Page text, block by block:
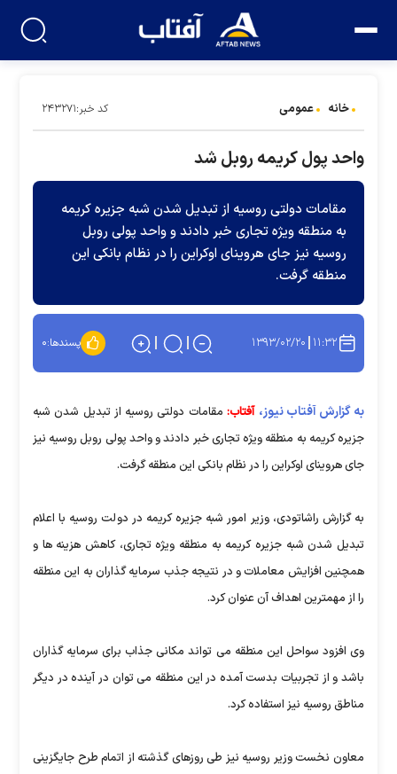
خانه عمومی کد خبر:۲۴۳۲۷۱
واحد پول کریمه روبل شد
مقامات دولتی روسیه از تبدیل شدن شبه جزیره کریمه
به منطقه ویژه تجاری خبر دادند و واحد پولی روبل
روسیه نیز جای هروینای اوکراین را در نظام بانکی این
منطقه گرفت.
۱۱:۳۲ ۱۳۹۳/۰۲/۲۰ پسندها:۰
به گزارش آفتاب نیوز، آفتاب: مقامات دولتی روسیه از تبدیل شدن شبه
جزیره کریمه به منطقه ویژه تجاری خبر دادند و واحد پولی روبل روسیه نیز
جای هروینای اوکراین را در نظام بانکی این منطقه گرفت.
به گزارش راشاتودی، وزیر امور شبه جزیره کریمه در دولت روسیه با اعلام
تبدیل شدن شبه جزیره کریمه به منطقه ویژه تجاری، کاهش هزینه ها و
همچنین افزایش معاملات و در نتیجه جذب سرمایه گذاران به این منطقه
را از مهمترین اهداف آن عنوان کرد.
وی افزود سواحل این منطقه می تواند مکانی جذاب برای سرمایه گذاران
باشد و از تجربیات بدست آمده در این منطقه می توان در آینده در دیگر
مناطق روسیه نیز استفاده کرد.
معاون نخست وزیر روسیه نیز طی روزهای گذشته از اتمام طرح جایگزینی